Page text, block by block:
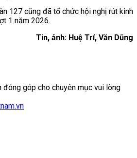
127 cũng đã tổ chức hội nghị rút kinh
1 năm 2026.
Tin, ảnh: Huệ Trí, Văn Dũng
đóng góp cho chuyên mục vui lòng